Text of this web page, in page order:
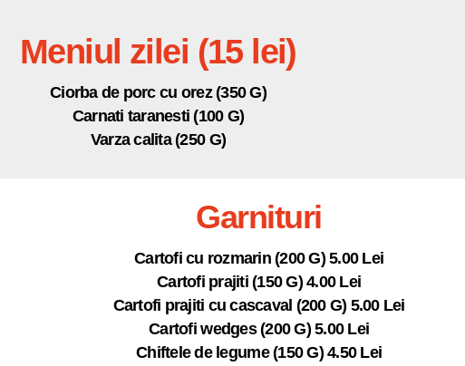
Meniul zilei (15 lei)
Ciorba de porc cu orez (350 G)
Carnati taranesti (100 G)
Varza calita (250 G)
Garnituri
Cartofi cu rozmarin (200 G) 5.00 Lei
Cartofi prajiti (150 G) 4.00 Lei
Cartofi prajiti cu cascaval (200 G) 5.00 Lei
Cartofi wedges (200 G) 5.00 Lei
Chiftele de legume (150 G) 4.50 Lei